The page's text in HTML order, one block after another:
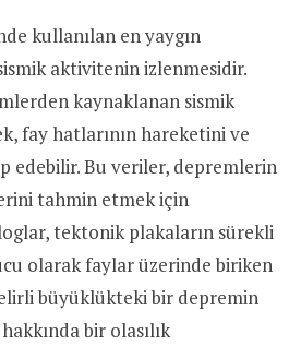
kullanılan en yaygın
aktivitenin izlenmesidir.
kaynaklanan sismik
fay hatlarının hareketini ve
edebilir. Bu veriler, depremlerin
tahmin etmek için
tektonik plakaların sürekli
olarak faylar üzerinde biriken
büyüklükteki bir depremin
bir olasılık